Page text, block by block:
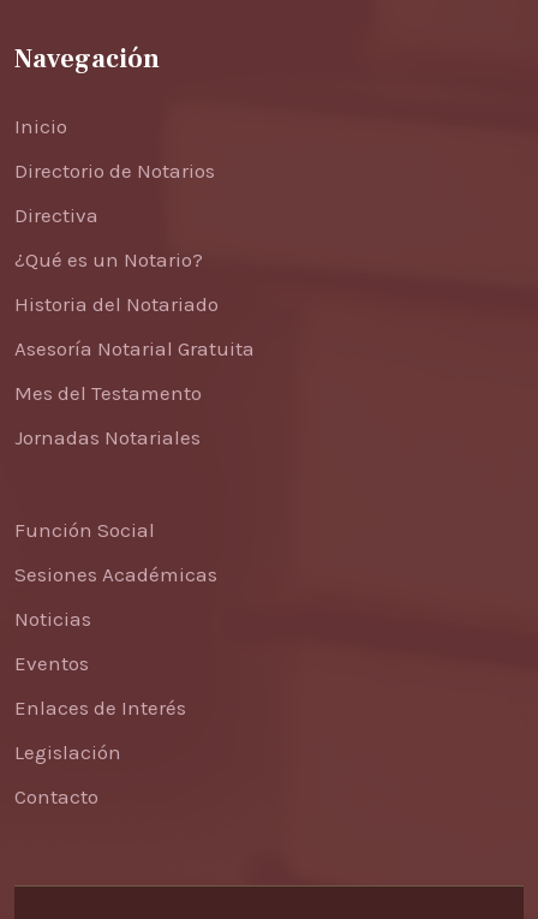
Navegación
Inicio
Directorio de Notarios
Directiva
¿Qué es un Notario?
Historia del Notariado
Asesoría Notarial Gratuita
Mes del Testamento
Jornadas Notariales
Función Social
Sesiones Académicas
Noticias
Eventos
Enlaces de Interés
Legislación
Contacto